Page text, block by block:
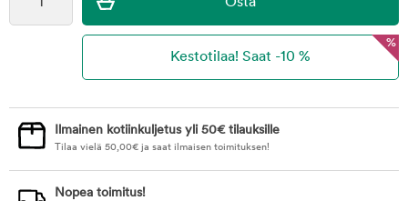
%
Ilmainen kotiinkuljetus yli 50€ tilauksille
Tilaa vielä 50,00€ ja saat ilmaisen toimituksen!
Nopea toimitus!